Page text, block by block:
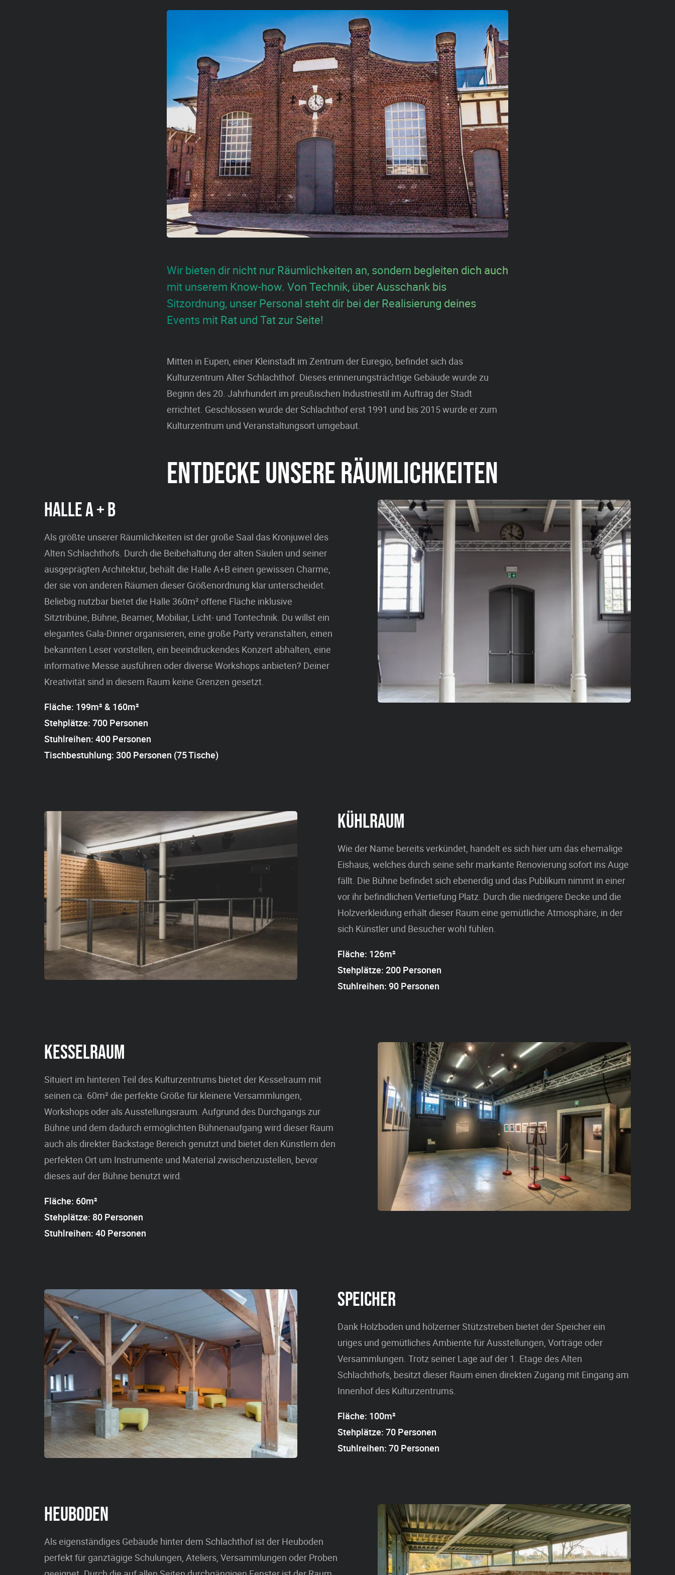
Wir bieten dir nicht nur Räumlichkeiten an, sondern begleiten dich auch
mit unserem Know-how. Von Technik, über Ausschank bis
Sitzordnung, unser Personal steht dir bei der Realisierung deines
Events mit Rat und Tat zur Seite!
Mitten in Eupen, einer Kleinstadt im Zentrum der Euregio, befindet sich das
Kulturzentrum Alter Schlachthof. Dieses erinnerungsträchtige Gebäude wurde zu
Beginn des 20. Jahrhundert im preußischen Industriestil im Auftrag der Stadt
errichtet. Geschlossen wurde der Schlachthof erst 1991 und bis 2015 wurde er zum
Kulturzentrum und Veranstaltungsort umgebaut.
ENTDECKE UNSERE RÄUMLICHKEITEN
HALLE A + B
Als größte unserer Räumlichkeiten ist der große Saal das Kronjuwel des
Alten Schlachthofs. Durch die Beibehaltung der alten Säulen und seiner
ausgeprägten Architektur, behält die Halle A+B einen gewissen Charme,
der sie von anderen Räumen dieser Größenordnung klar unterscheidet.
Beliebig nutzbar bietet die Halle 360m² offene Fläche inklusive
Sitztribüne, Bühne, Beamer, Mobiliar, Licht- und Tontechnik. Du willst ein
elegantes Gala-Dinner organisieren, eine große Party veranstalten, einen
bekannten Leser vorstellen, ein beeindruckendes Konzert abhalten, eine
informative Messe ausführen oder diverse Workshops anbieten? Deiner
Kreativität sind in diesem Raum keine Grenzen gesetzt.
Fläche: 199m² & 160m²
Stehplätze: 700 Personen
Stuhlreihen: 400 Personen
Tischbestuhlung: 300 Personen (75 Tische)
KÜHLRAUM
Wie der Name bereits verkündet, handelt es sich hier um das ehemalige
Eishaus, welches durch seine sehr markante Renovierung sofort ins Auge
fällt. Die Bühne befindet sich ebenerdig und das Publikum nimmt in einer
vor ihr befindlichen Vertiefung Platz. Durch die niedrigere Decke und die
Holzverkleidung erhält dieser Raum eine gemütliche Atmosphäre, in der
sich Künstler und Besucher wohl fühlen.
Fläche: 126m²
Stehplätze: 200 Personen
Stuhlreihen: 90 Personen
KESSELRAUM
Situiert im hinteren Teil des Kulturzentrums bietet der Kesselraum mit
seinen ca. 60m² die perfekte Größe für kleinere Versammlungen,
Workshops oder als Ausstellungsraum. Aufgrund des Durchgangs zur
Bühne und dem dadurch ermöglichten Bühnenaufgang wird dieser Raum
auch als direkter Backstage Bereich genutzt und bietet den Künstlern den
perfekten Ort um Instrumente und Material zwischenzustellen, bevor
dieses auf der Bühne benutzt wird.
Fläche: 60m²
Stehplätze: 80 Personen
Stuhlreihen: 40 Personen
SPEICHER
Dank Holzboden und hölzerner Stützstreben bietet der Speicher ein
uriges und gemütliches Ambiente für Ausstellungen, Vorträge oder
Versammlungen. Trotz seiner Lage auf der 1. Etage des Alten
Schlachthofs, besitzt dieser Raum einen direkten Zugang mit Eingang am
Innenhof des Kulturzentrums.
Fläche: 100m²
Stehplätze: 70 Personen
Stuhlreihen: 70 Personen
HEUBODEN
Als eigenständiges Gebäude hinter dem Schlachthof ist der Heuboden
perfekt für ganztägige Schulungen, Ateliers, Versammlungen oder Proben